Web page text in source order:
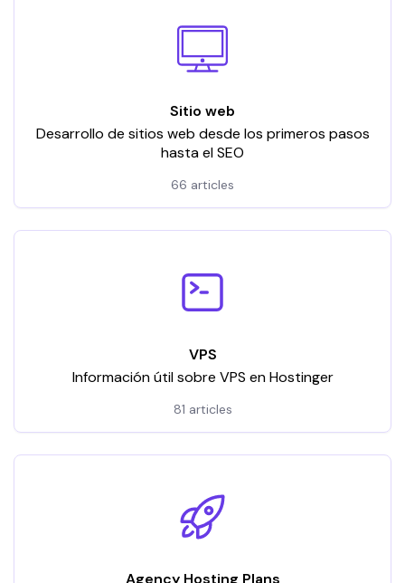
Sitio web
Desarrollo de sitios web desde los primeros pasos
hasta el SEO
66 articles
VPS
Información útil sobre VPS en Hostinger
81 articles
Agency Hosting Plans